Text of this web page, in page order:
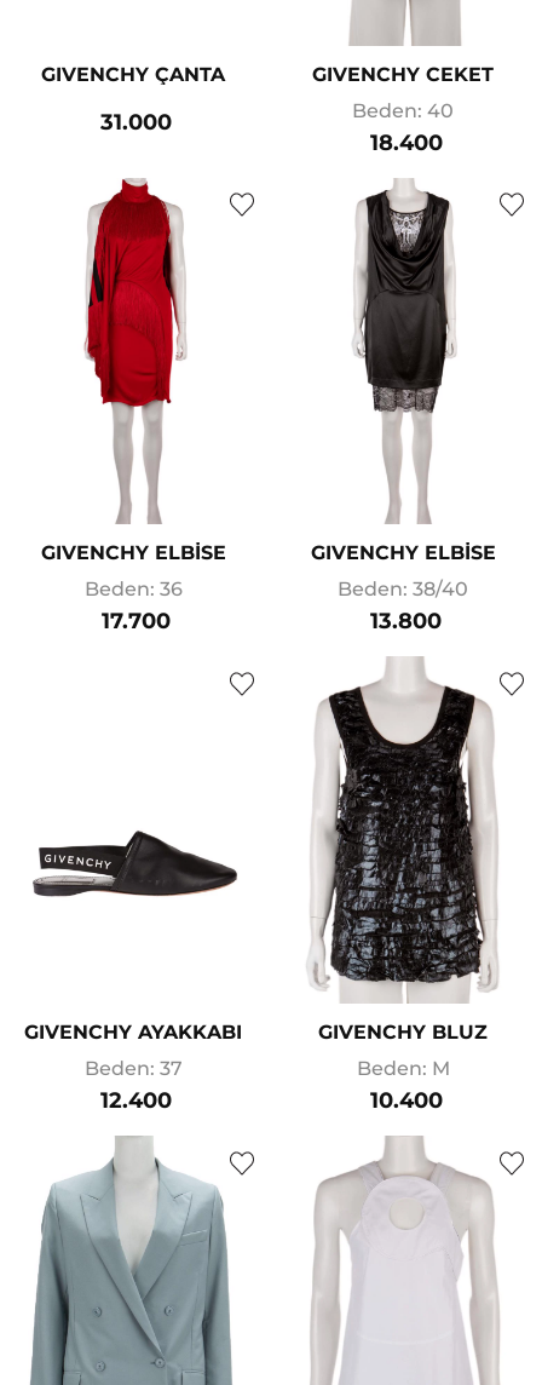
GIVENCHY ÇANTA
31.000
GIVENCHY CEKET
Beden: 40
18.400
GIVENCHY ELBİSE
Beden: 36
17.700
GIVENCHY ELBİSE
Beden: 38/40
13.800
GIVENCHY AYAKKABI
Beden: 37
12.400
GIVENCHY BLUZ
Beden: M
10.400